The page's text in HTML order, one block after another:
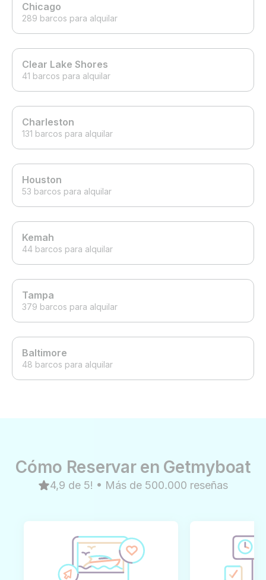
Chicago
289 barcos para alquilar
Clear Lake Shores
41 barcos para alquilar
Charleston
131 barcos para alquilar
Houston
53 barcos para alquilar
Kemah
44 barcos para alquilar
Tampa
379 barcos para alquilar
Baltimore
48 barcos para alquilar
Cómo Reservar en Getmyboat
4,9 de 5! • Más de 500.000 reseñas